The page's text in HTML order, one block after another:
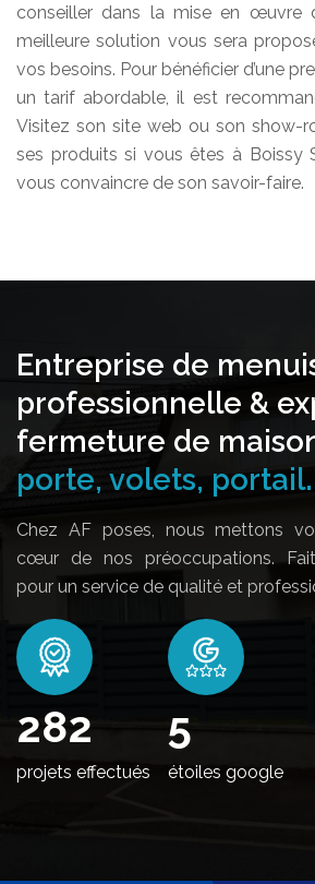
conseiller dans la mise en œuvre
meilleure solution vous sera
vos besoins. Pour bénéficier d’une
un tarif abordable, il est
Visitez son site web ou son show-
ses produits si vous êtes à Boissy
vous convaincre de son savoir-faire.
Entreprise de
professionnelle &
fermeture de
porte, volets,
Chez AF poses, nous mettons
cœur de nos préoccupations.
pour un service de qualité et
344
projets effectués
5
étoiles google